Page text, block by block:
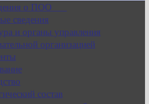
о ПОО
сведения
и органы управления
организацией
состав